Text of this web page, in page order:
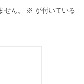
ん。 ※ が付いている